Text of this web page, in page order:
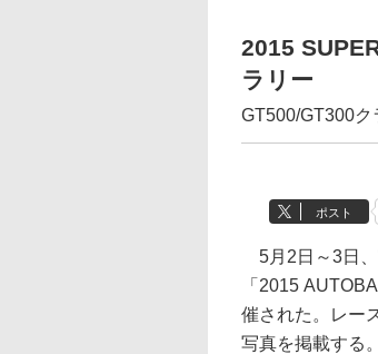
2015
ラリー
GT500/GT300
ポスト
5月2日～3日、
「2015
催された。レー
写真を掲載する。